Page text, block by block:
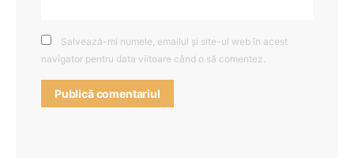
Salvează-mi numele, emailul și site-ul web în acest
navigator pentru data viitoare când o să comentez.